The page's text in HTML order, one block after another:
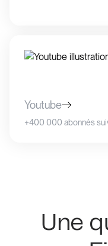
Youtube
+400 000 abonnés
Une